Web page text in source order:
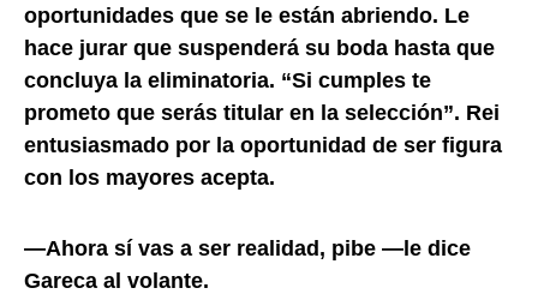
oportunidades que se le están abriendo. Le
hace jurar que suspenderá su boda hasta que
concluya la eliminatoria. “Si cumples te
prometo que serás titular en la selección”. Rei
entusiasmado por la oportunidad de ser figura
con los mayores acepta.
—Ahora sí vas a ser realidad, pibe —le dice
Gareca al volante.